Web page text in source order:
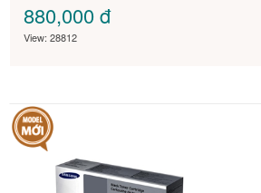
880,000đ
View: 28812